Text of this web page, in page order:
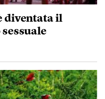
diventata il